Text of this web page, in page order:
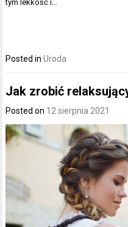
tym lekkość i…
Posted inUroda
Jak zrobić
Posted on 12 sierpnia 2021